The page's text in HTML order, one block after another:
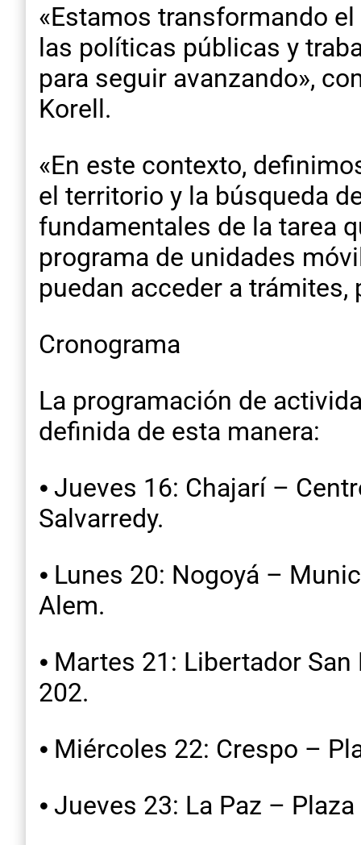
«Estamos transformando
las políticas públicas y
para seguir avanzando»,
Korell.
«En este contexto,
el territorio y la búsqueda
fundamentales de la tarea
programa de unidades
puedan acceder a
Cronograma
La programación de
definida de esta manera:
⦁ Jueves 16: Chajarí –
Salvarredy.
⦁ Lunes 20: Nogoyá –
Alem.
⦁ Martes 21: Libertador
202.
⦁ Miércoles 22: Crespo –
⦁ Jueves 23: La Paz –